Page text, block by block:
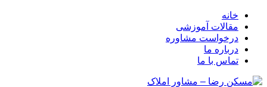
خانه
مقالات آموزشی
درخواست مشاوره
درباره ما
تماس با ما